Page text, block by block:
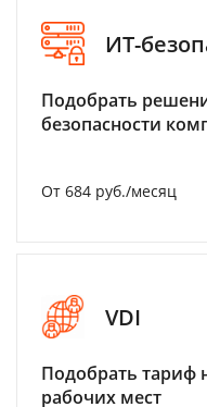
ИТ-
Подобрать
безопасности
От 684 руб./месяц
VDI
Подобрать тариф
рабочих мест